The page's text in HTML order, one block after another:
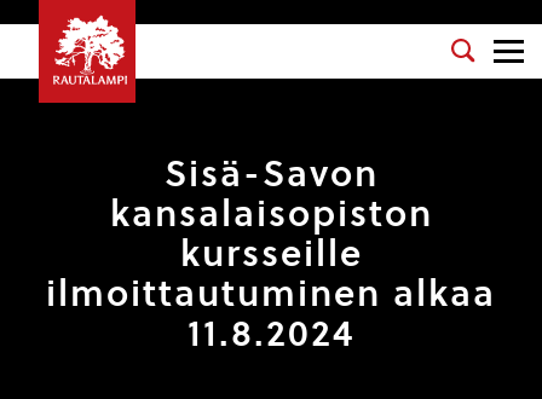
Sisä-Savon
kansalaisopiston
kursseille
ilmoittautuminen alkaa
11.8.2024